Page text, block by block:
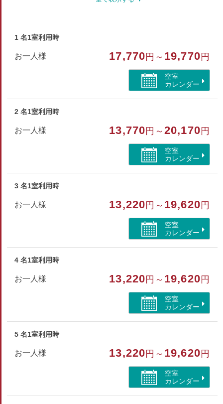
冷暖房、テレビ、湯沸かしポット、空の冷蔵庫、ドライヤー、
■アメニティ
ソープ、
部屋種別
和洋室
部屋特徴
1 名1室利用時
お一人様 17,770 円～ 19,770 円
空室
カレンダー
2 名1室利用時
お一人様 13,770 円～20,170 円
空室
カレンダー
3 名1室利用時
お一人様 13,220 円～ 19,620 円
空室
カレンダー
4 名1室利用時
お一人様 13,220 円～ 19,620 円
空室
カレンダー
5 名1室利用時
お一人様 13,220 円～ 19,620 円
空室
カレンダー